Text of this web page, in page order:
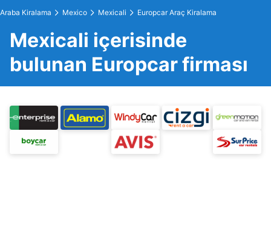
Araba Kiralama Mexico Mexicali Europcar Araç Kiralama
Mexicali içerisinde
bulunan Europcar firması